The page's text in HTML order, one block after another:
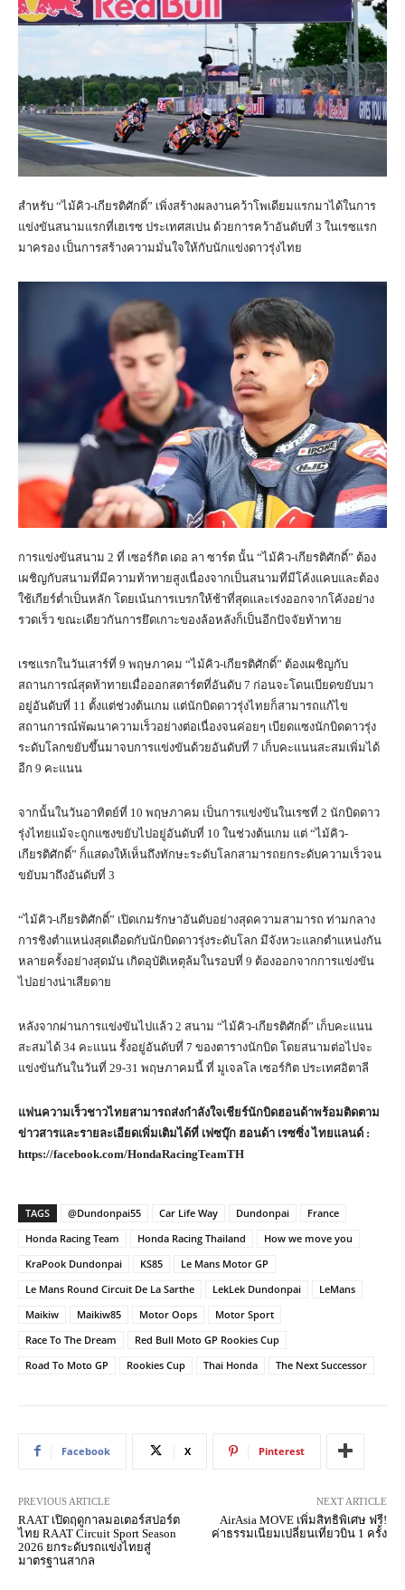
สำหรับ “ไม้คิว-เกียรติศักดิ์” เพิ่งสร้างผลงานคว้าโพเดียมแรกมาได้ในการ
แข่งขันสนามแรกที่เฮเรซ ประเทศสเปน ด้วยการคว้าอันดับที่ 3 ในเรซแรก
มาครอง เป็นการสร้างความมั่นใจให้กับนักแข่งดาวรุ่งไทย
การแข่งขันสนาม 2 ที่ เซอร์กิต เดอ ลา ซาร์ต นั้น “ไม้คิว-เกียรติศักดิ์” ต้อง
เผชิญกับสนามที่มีความท้าทายสูงเนื่องจากเป็นสนามที่มีโค้งแคบและต้อง
ใช้เกียร์ต่ำเป็นหลัก โดยเน้นการเบรกให้ช้าที่สุดและเร่งออกจากโค้งอย่าง
รวดเร็ว ขณะเดียวกันการยึดเกาะของล้อหลังก็เป็นอีกปัจจัยท้าทาย
เรซแรกในวันเสาร์ที่ 9 พฤษภาคม “ไม้คิว-เกียรติศักดิ์” ต้องเผชิญกับ
สถานการณ์สุดท้าทายเมื่อออกสตาร์ตที่อันดับ 7 ก่อนจะโดนเบียดขยับมา
อยู่อันดับที่ 11 ตั้งแต่ช่วงต้นเกม แต่นักบิดดาวรุ่งไทยก็สามารถแก้ไข
สถานการณ์พัฒนาความเร็วอย่างต่อเนื่องจนค่อยๆ เบียดแซงนักบิดดาวรุ่ง
ระดับโลกขยับขึ้นมาจบการแข่งขันด้วยอันดับที่ 7 เก็บคะแนนสะสมเพิ่มได้
อีก 9 คะแนน
จากนั้นในวันอาทิตย์ที่ 10 พฤษภาคม เป็นการแข่งขันในเรซที่ 2 นักบิดดาว
รุ่งไทยแม้จะถูกแซงขยับไปอยู่อันดับที่ 10 ในช่วงต้นเกม แต่ “ไม้คิว-
เกียรติศักดิ์” ก็แสดงให้เห็นถึงทักษะระดับโลกสามารถยกระดับความเร็วจน
ขยับมาถึงอันดับที่ 3
“ไม้คิว-เกียรติศักดิ์” เปิดเกมรักษาอันดับอย่างสุดความสามารถ ท่ามกลาง
การชิงตำแหน่งสุดเดือดกับนักบิดดาวรุ่งระดับโลก มีจังหวะแลกตำแหน่งกัน
หลายครั้งอย่างสุดมัน เกิดอุบัติเหตุล้มในรอบที่ 9 ต้องออกจากการแข่งขัน
ไปอย่างน่าเสียดาย
หลังจากผ่านการแข่งขันไปแล้ว 2 สนาม “ไม้คิว-เกียรติศักดิ์” เก็บคะแนน
สะสมได้ 34 คะแนน รั้งอยู่อันดับที่ 7 ของตารางนักบิด โดยสนามต่อไปจะ
แข่งขันกันในวันที่ 29-31 พฤษภาคมนี้ ที่ มูเจลโล เซอร์กิต ประเทศอิตาลี
แฟนความเร็วชาวไทยสามารถส่งกำลังใจเชียร์นักบิดฮอนด้าพร้อมติดตาม
ข่าวสารและรายละเอียดเพิ่มเติมได้ที่ เฟซบุ๊ก ฮอนด้า เรซซิ่ง ไทยแลนด์ :
https://facebook.com/HondaRacingTeamTH
TAGS @Dundonpai55 Car Life Way Dundonpai
France
Honda Racing Team
Honda Racing Thailand
How we move you
KraPook Dundonpai
KS85
Le Mans Motor GP
Le Mans Round Circuit De La Sarthe
LekLek Dundonpai
LeMans
Maikiw
Maikiw85 Motor Oops
Motor Sport
Race To The Dream
Red Bull Moto GP Rookies Cup
Road To Moto GP
Rookies Cup Thai Honda The Next Successor
Facebook X Pinterest
PREVIOUS ARTICLE
RAAT เปิดฤดูกาลมอเตอร์สปอร์ต
ไทย RAAT Circuit Sport Season
2026 ยกระดับรถแข่งไทยสู่
มาตรฐานสากล
NEXT ARTICLE
AirAsia MOVE เพิ่มสิทธิพิเศษ ฟรี!
ค่าธรรมเนียมเปลี่ยนเที่ยวบิน 1 ครั้ง